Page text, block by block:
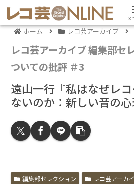
ホーム レコ芸アーカイブ
レコ芸アーカイブ 編集部セ
ついての批評 ＃3
遠山一行『私はなぜレ
ないのか：新しい音の
編集部セレクション レコ芸アーカ
メ